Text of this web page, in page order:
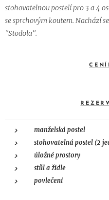
stohovatelnou postelí pro 3 a 4
se sprchovým koutem. Nachází
"Stodola".
manželská postel
stohovatelná postel (2
úložné prostory
stůl a židle
povlečení